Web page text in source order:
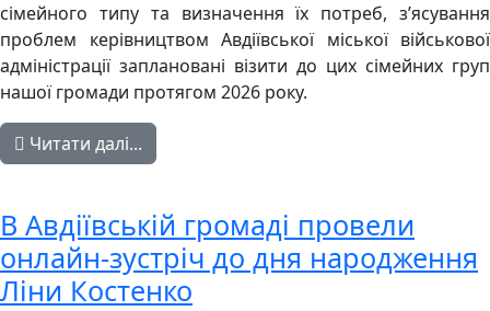
сімейного типу та визначення їх потреб, з’ясування
проблем керівництвом Авдіївської міської військової
адміністрації заплановані візити до цих сімейних груп
нашої громади протягом 2026 року.
Читати далі...
В Авдіївській громаді провели
онлайн-зустріч до дня народження
Ліни Костенко